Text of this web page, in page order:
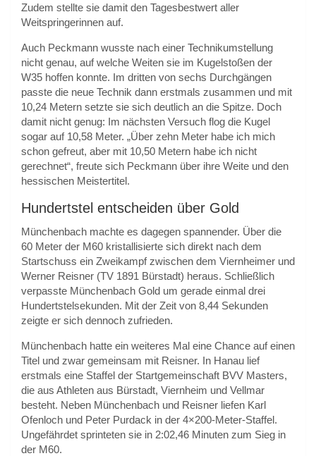
Zudem stellte sie damit den Tagesbestwert aller
Weitspringerinnen auf.
Auch Peckmann wusste nach einer Technikumstellung
nicht genau, auf welche Weiten sie im Kugelstoßen der
W35 hoffen konnte. Im dritten von sechs Durchgängen
passte die neue Technik dann erstmals zusammen und mit
10,24 Metern setzte sie sich deutlich an die Spitze. Doch
damit nicht genug: Im nächsten Versuch flog die Kugel
sogar auf 10,58 Meter. „Über zehn Meter habe ich mich
schon gefreut, aber mit 10,50 Metern habe ich nicht
gerechnet“, freute sich Peckmann über ihre Weite und den
hessischen Meistertitel.
Hundertstel entscheiden über Gold
Münchenbach machte es dagegen spannender. Über die
60 Meter der M60 kristallisierte sich direkt nach dem
Startschuss ein Zweikampf zwischen dem Viernheimer und
Werner Reisner (TV 1891 Bürstadt) heraus. Schließlich
verpasste Münchenbach Gold um gerade einmal drei
Hundertstelsekunden. Mit der Zeit von 8,44 Sekunden
zeigte er sich dennoch zufrieden.
Münchenbach hatte ein weiteres Mal eine Chance auf einen
Titel und zwar gemeinsam mit Reisner. In Hanau lief
erstmals eine Staffel der Startgemeinschaft BVV Masters,
die aus Athleten aus Bürstadt, Viernheim und Vellmar
besteht. Neben Münchenbach und Reisner liefen Karl
Ofenloch und Peter Purdack in der 4×200-Meter-Staffel.
Ungefährdet sprinteten sie in 2:02,46 Minuten zum Sieg in
der M60.